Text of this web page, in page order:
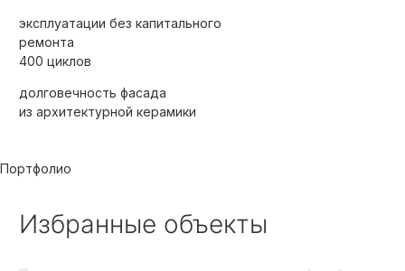
эксплуатации без капитального
ремонта
400 циклов
долговечность фасада
из архитектурной керамики
Портфолио
Избранные объекты